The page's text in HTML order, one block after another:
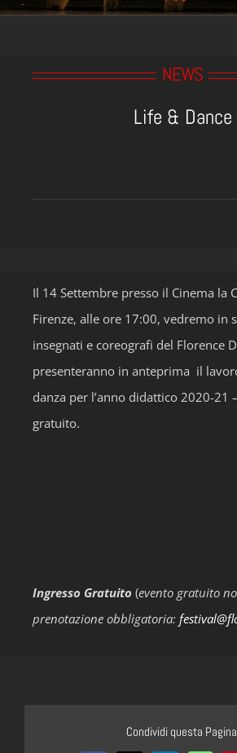
NEWS
Life & Dance
Il 14 Settembre presso il Cinema la
Firenze, alle ore 17:00, vedremo in
insegnati e coreografi del Florence
presenteranno in anteprima il
danza per l’anno didattico 2020-21
gratuito.
Ingresso Gratuito (evento gratuito
prenotazione obbligatoria:
Condividi questa